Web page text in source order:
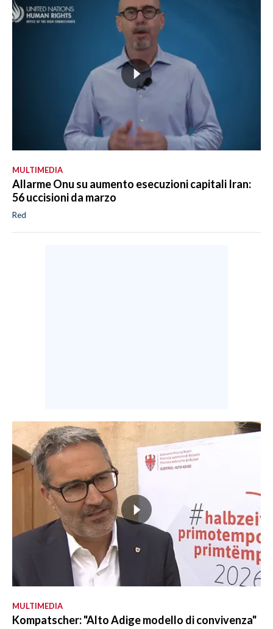
MULTIMEDIA
Allarme Onu su aumento esecuzioni capitali Iran:
56 uccisioni da marzo
Red
MULTIMEDIA
Kompatscher: "Alto Adige modello di convivenza"